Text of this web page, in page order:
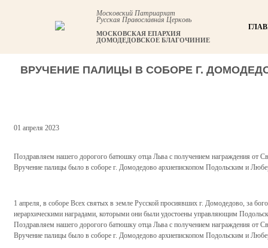
Московский Патриархат
Русская Православная Церковь
МОСКОВСКАЯ ЕПАРХИЯ
ДОМОДЕДОВСКОЕ БЛАГОЧИНИЕ
ВРУЧЕНИЕ ПАЛИЦЫ В СОБОРЕ Г.
01 апреля 2023
Поздравляем нашего дорогого батюшку отца Льва с получением награждения от
Вручение палицы было в соборе г. Домодедово архиепископом Подольским и
1 апреля, в соборе Всех святых в земле Русской просиявших г. Домодедово, за
иерархическими наградами, которыми они были удостоены управляющим
Поздравляем нашего дорогого батюшку отца Льва с получением награждения от
Вручение палицы было в соборе г. Домодедово архиепископом Подольским и